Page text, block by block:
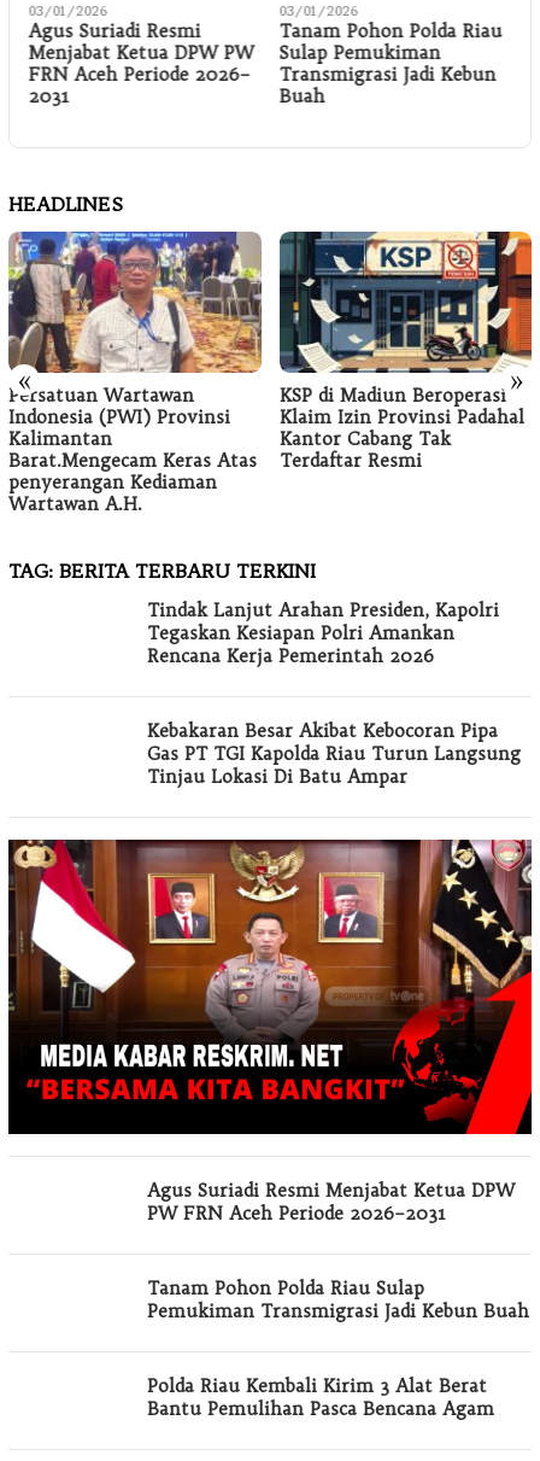
03/01/2026
Agus Suriadi Resmi
Menjabat Ketua DPW PW
FRN Aceh Periode 2026–
2031
03/01/2026
Tanam Pohon Polda Riau
Sulap Pemukiman
Transmigrasi Jadi Kebun
Buah
HEADLINES
« »
Persatuan Wartawan
Indonesia (PWI) Provinsi
Kalimantan
Barat.Mengecam Keras Atas
penyerangan Kediaman
Wartawan A.H.
KSP di Madiun Beroperasi
Klaim Izin Provinsi Padahal
Kantor Cabang Tak
Terdaftar Resmi
TAG: BERITA TERBARU TERKINI
Tindak Lanjut Arahan Presiden, Kapolri
Tegaskan Kesiapan Polri Amankan
Rencana Kerja Pemerintah 2026
Kebakaran Besar Akibat Kebocoran Pipa
Gas PT TGI Kapolda Riau Turun Langsung
Tinjau Lokasi Di Batu Ampar
Agus Suriadi Resmi Menjabat Ketua DPW
PW FRN Aceh Periode 2026–2031
Tanam Pohon Polda Riau Sulap
Pemukiman Transmigrasi Jadi Kebun Buah
Polda Riau Kembali Kirim 3 Alat Berat
Bantu Pemulihan Pasca Bencana Agam